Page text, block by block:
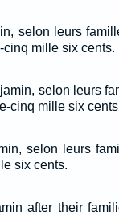
selon leurs
cinq mille six cents.
selon leurs
cinq mille six
selon leurs
six cents.
after their